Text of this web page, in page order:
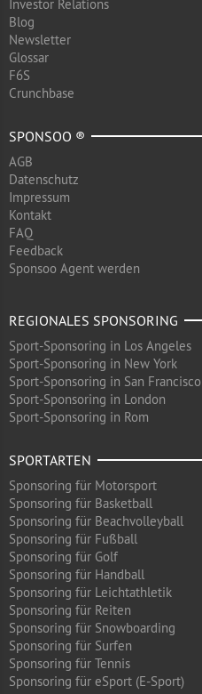
Investor Relations
Blog
Newsletter
Glossar
F6S
Crunchbase
SPONSOO ®
AGB
Datenschutz
Impressum
Kontakt
FAQ
Feedback
Sponsoo Agent werden
REGIONALES SPONSORING
Sport-Sponsoring in Los Angeles
Sport-Sponsoring in New York
Sport-Sponsoring in San Francisco
Sport-Sponsoring in London
Sport-Sponsoring in Rom
SPORTARTEN
Sponsoring für Motorsport
Sponsoring für Basketball
Sponsoring für Beachvolleyball
Sponsoring für Fußball
Sponsoring für Golf
Sponsoring für Handball
Sponsoring für Leichtathletik
Sponsoring für Reiten
Sponsoring für Snowboarding
Sponsoring für Surfen
Sponsoring für Tennis
Sponsoring für eSport (E-Sport)